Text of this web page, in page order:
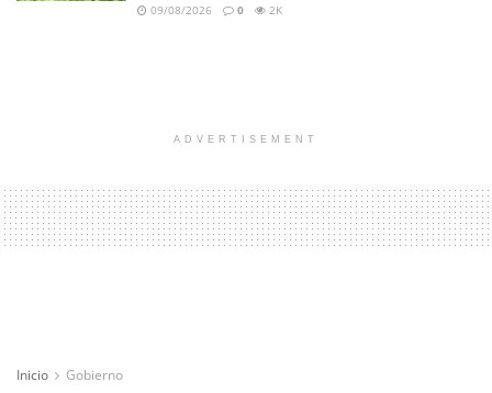
09/08/2026 0 2K
ADVERTISEMENT
Inicio Gobierno